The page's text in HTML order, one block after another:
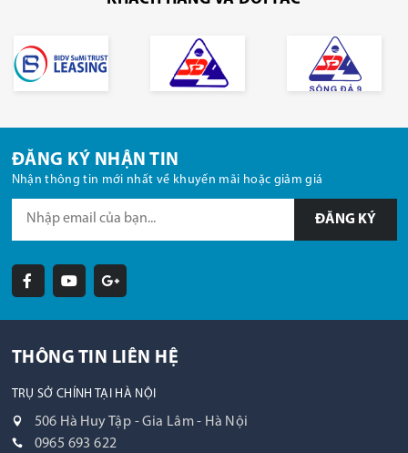
ĐĂNG KÝ NHẬN TIN
Nhận thông tin mới nhất về khuyến mãi hoặc giảm giá
ĐĂNG KÝ
THÔNG TIN LIÊN HỆ
TRỤ SỞ CHÍNH TẠI HÀ NỘI
506 Hà Huy Tập - Gia Lâm - Hà Nội
0965 693 622